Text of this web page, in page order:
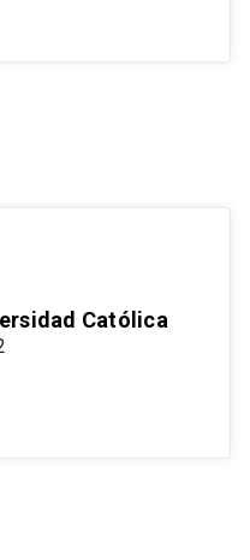
Católica